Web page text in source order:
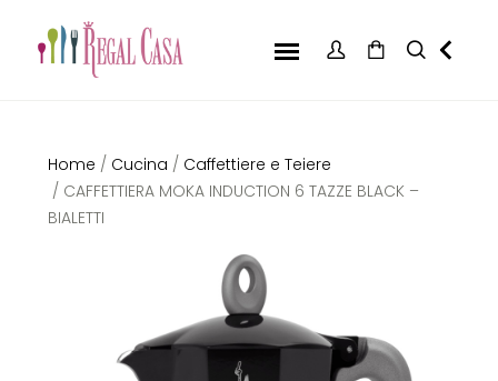
Home / Cucina / Caffettiere e Teiere
/ CAFFETTIERA MOKA INDUCTION 6 TAZZE BLACK –
BIALETTI